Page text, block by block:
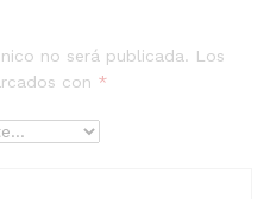
no será publicada. Los
con *